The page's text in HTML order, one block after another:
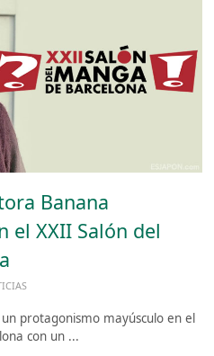
Banana
el XXII Salón del
protagonismo mayúsculo en el
con un ...